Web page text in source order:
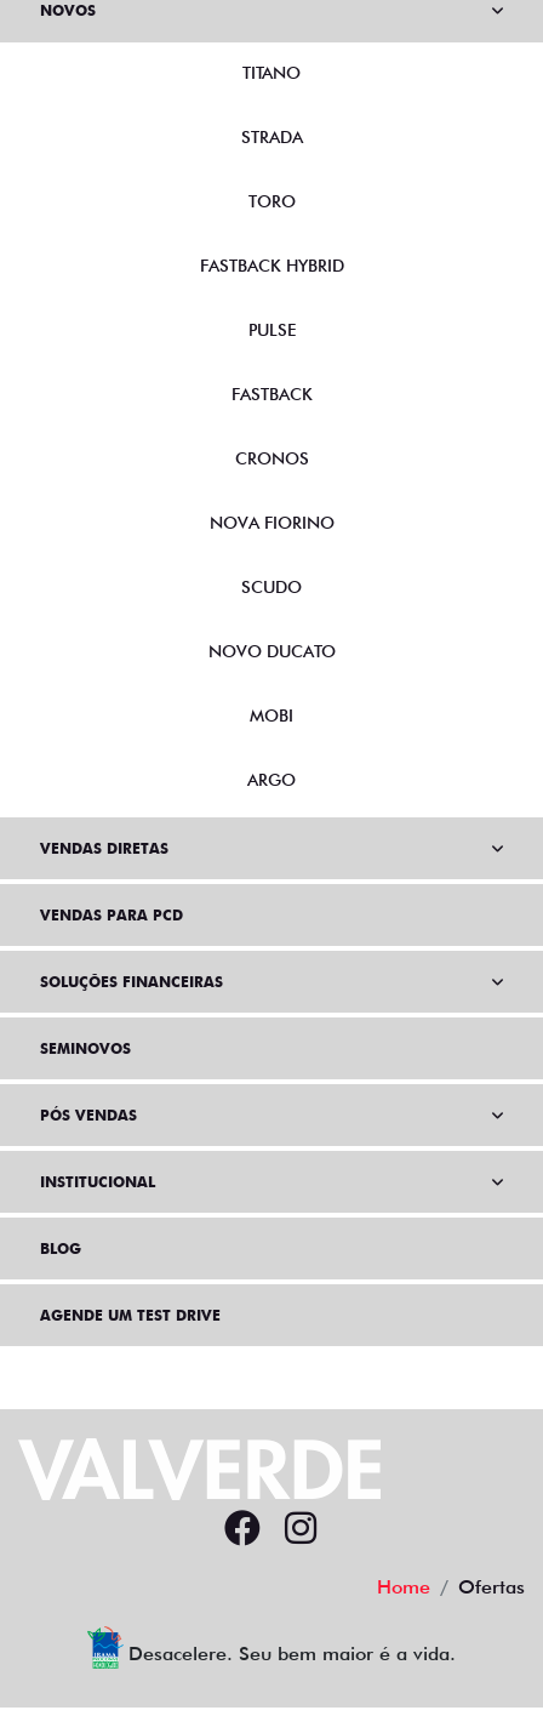
NOVOS
TITANO
STRADA
TORO
FASTBACK HYBRID
PULSE
FASTBACK
CRONOS
NOVA FIORINO
SCUDO
NOVO DUCATO
MOBI
ARGO
VENDAS DIRETAS
VENDAS PARA PCD
SOLUÇÕES FINANCEIRAS
SEMINOVOS
PÓS VENDAS
INSTITUCIONAL
BLOG
AGENDE UM TEST DRIVE
Home Ofertas
Desacelere. Seu bem maior é a vida.